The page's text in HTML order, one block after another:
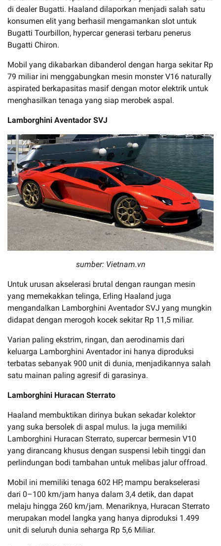
di dealer Bugatti. Haaland dilaporkan menjadi salah satu
konsumen elit yang berhasil mengamankan slot untuk
Bugatti Tourbillon, hypercar generasi terbaru penerus
Bugatti Chiron.
Mobil yang dikabarkan dibanderol dengan harga sekitar Rp
79 miliar ini menggabungkan mesin monster V16 naturally
aspirated berkapasitas masif dengan motor elektrik untuk
menghasilkan tenaga yang siap merobek aspal.
Lamborghini Aventador SVJ
sumber: Vietnam.vn
Untuk urusan akselerasi brutal dengan raungan mesin
yang memekakkan telinga, Erling Haaland juga
mengandalkan Lamborghini Aventador SVJ yang mungkin
didapat dengan merogoh kocek sekitar Rp 11,5 miliar.
Varian paling ekstrim, ringan, dan aerodinamis dari
keluarga Lamborghini Aventador ini hanya diproduksi
terbatas sebanyak 900 unit di dunia, menjadikannya salah
satu mainan paling agresif di garasinya.
Lamborghini Huracan Sterrato
Haaland membuktikan dirinya bukan sekadar kolektor
yang suka bersolek di aspal mulus. Ia juga memiliki
Lamborghini Huracan Sterrato, supercar bermesin V10
yang dirancang khusus dengan suspensi lebih tinggi dan
perlindungan bodi tambahan untuk melibas jalur offroad.
Mobil ini memiliki tenaga 602 HP, mampu berakselerasi
dari 0–100 km/jam hanya dalam 3,4 detik, dan dapat
melaju hingga 260 km/jam. Menariknya, Huracan Sterrato
merupakan model langka yang hanya diproduksi 1.499
unit di seluruh dunia seharga Rp 5,6 Miliar.